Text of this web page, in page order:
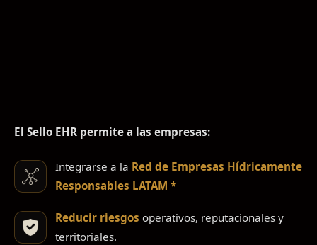
El Sello EHR permite a las empresas:
Integrarse a la Red de Empresas Hídricamente
Responsables LATAM *
Reducir riesgos operativos, reputacionales y
territoriales.